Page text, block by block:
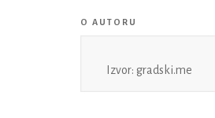
O AUTORU
Izvor: gradski.me